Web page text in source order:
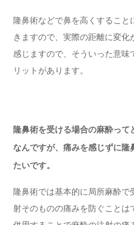
隆鼻術などで鼻を高くするこ
きますので、実際の距離に変化
感じますので、そういった意味
リットがあります。
隆鼻術を受ける場合の麻酔っ
なんですが、痛みを感じずに隆
たいです。
隆鼻術では基本的に局所麻酔
射そのものの痛みを防ぐこと